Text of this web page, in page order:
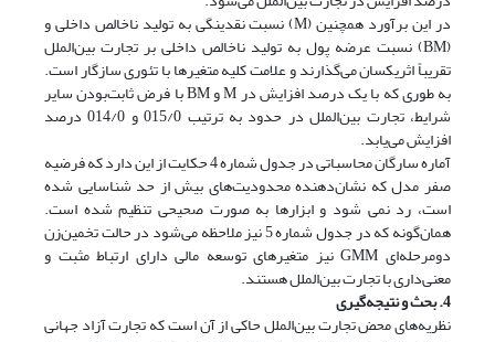
در این برآورد همچنین (M) نسبت نقدینگی به تولید ناخالص داخلی و
(BM) نسبت عرضه پول به تولید ناخالص داخلی بر تجارت بین‌الملل
تقریباً اثریکسان می‌گذارند و علامت کلیه متغیرها با تئوری سازگار است.
به طوری که با یک درصد افزایش در M و BM با فرض ثابت‌بودن سایر
شرایط، تجارت بین‌­الملل در حدود به ترتیب 015/0 و 014/0 درصد
افزایش می‌‌‌یابد.
آماره سارگان محاسباتی در جدول شماره 4 حکایت از این دارد که فرضیه
صفر مدل که نشان‌دهنده محدودیت‌های بیش از حد شناسایی شده
است، رد نمی شود و ابزارها به صورت صحیحی تنظیم شده است.
همان‌گونه که در جدول شماره 5 نیز ملاحظه می‌­شود در حالت تخمین‌زن
دو‌مرحله‌ای GMM نیز متغیرهای توسعه مالی دارای ارتباط مثبت و
معنی‌داری با تجارت بین‌الملل هستند.
4. بحث و نتیجه‌گیری
نظریه‌های محض تجارت بین‌الملل حاکی از آن است که تجارت آزاد جهانی